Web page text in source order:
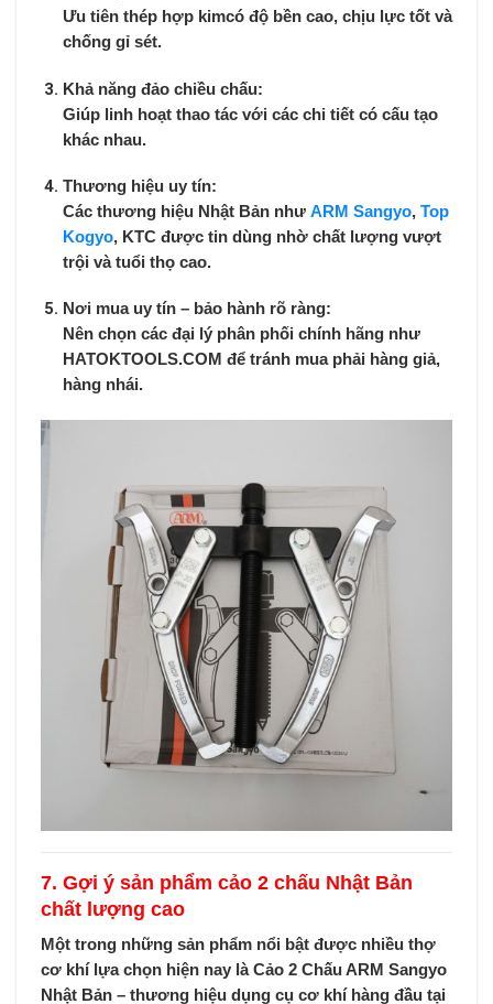
Ưu tiên thép hợp kimcó độ bền cao, chịu lực tốt và
chống gỉ sét.
Khả năng đảo chiều chấu:
Giúp linh hoạt thao tác với các chi tiết có cấu tạo
khác nhau.
Thương hiệu uy tín:
Các thương hiệu Nhật Bản như ARM Sangyo, Top
Kogyo, KTCđược tin dùng nhờ chất lượng vượt
trội và tuổi thọ cao.
Nơi mua uy tín – bảo hành rõ ràng:
Nên chọn các đại lý phân phối chính hãng như
HATOKTOOLS.COM để tránh mua phải hàng giả,
hàng nhái.
7. Gợi ý sản phẩm cảo 2 chấu Nhật Bản
chất lượng cao
Một trong những sản phẩm nổi bật được nhiều thợ
cơ khí lựa chọn hiện nay làCảo 2 Chấu ARM Sangyo
Nhật Bản – thương hiệu dụng cụ cơ khí hàng đầu tại